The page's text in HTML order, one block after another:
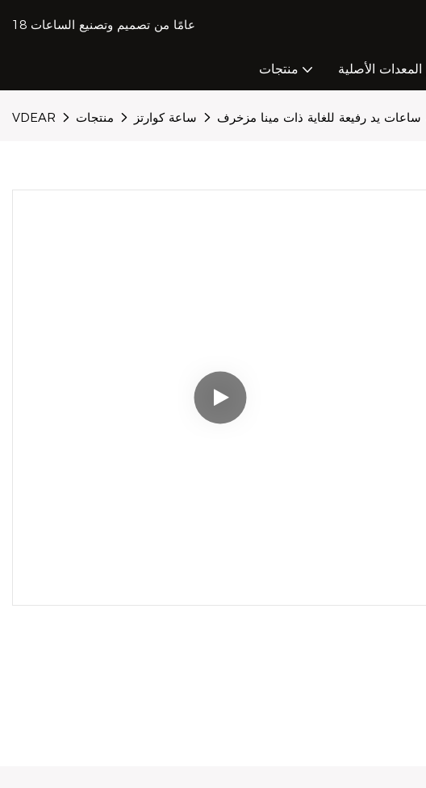
18 عامًا من تصميم وتصنيع الساعات
منتجات الأصلية
VDEAR منتجات ساعة كوارتز